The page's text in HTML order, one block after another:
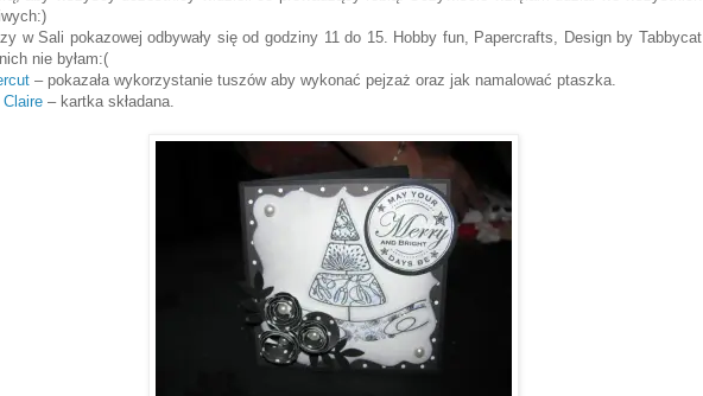
w Sali pokazowej odbywały się od godziny 11 do 15. Hobby fun, Papercrafts, Design by Tabbycat
nie byłam:(
– pokazała wykorzystanie tuszów aby wykonać pejzaż oraz jak namalować ptaszka.
Claire – kartka składana.